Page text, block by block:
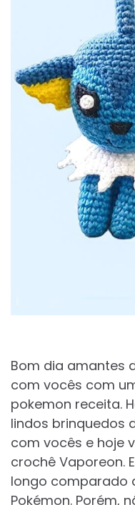
Bom dia amantes
com vocês com
pokemon receita.
lindos brinquedos
com vocês e hoje
crochê Vaporeon.
longo comparado
Pokémon. Porém,